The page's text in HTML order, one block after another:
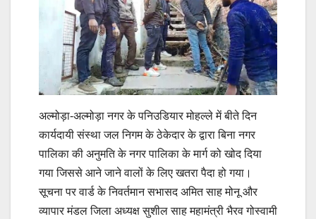
अल्मोड़ा-अल्मोड़ा नगर के पनिउडियार मोहल्ले में बीते दिन
कार्यदायी संस्था जल निगम के ठेकेदार के द्वारा बिना नगर
पालिका की अनुमति के नगर पालिका के मार्ग को खोद दिया
गया जिससे आने जाने वालों के लिए खतरा पैदा हो गया।
सूचना पर वार्ड के निवर्तमान सभासद अमित साह मोनू और
व्यापार मंडल जिला अध्यक्ष सुशील साह महामंत्री भैरव गोस्वामी